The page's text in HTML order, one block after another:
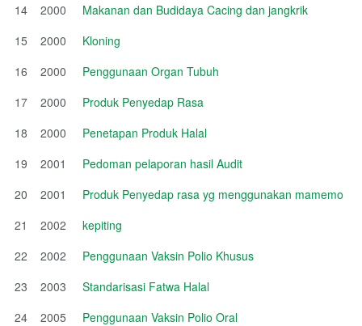
14
2000
Makanan dan Budidaya Cacing dan jangkrik
15
2000
Kloning
16
2000
Penggunaan Organ Tubuh
17
2000
Produk Penyedap Rasa
18
2000
Penetapan Produk Halal
19
2001
Pedoman pelaporan hasil Audit
20
2001
Produk Penyedap rasa yg menggunakan mamemo
21
2002
kepiting
22
2002
Penggunaan Vaksin Polio Khusus
23
2003
Standarisasi Fatwa Halal
24
2005
Penggunaan Vaksin Polio Oral